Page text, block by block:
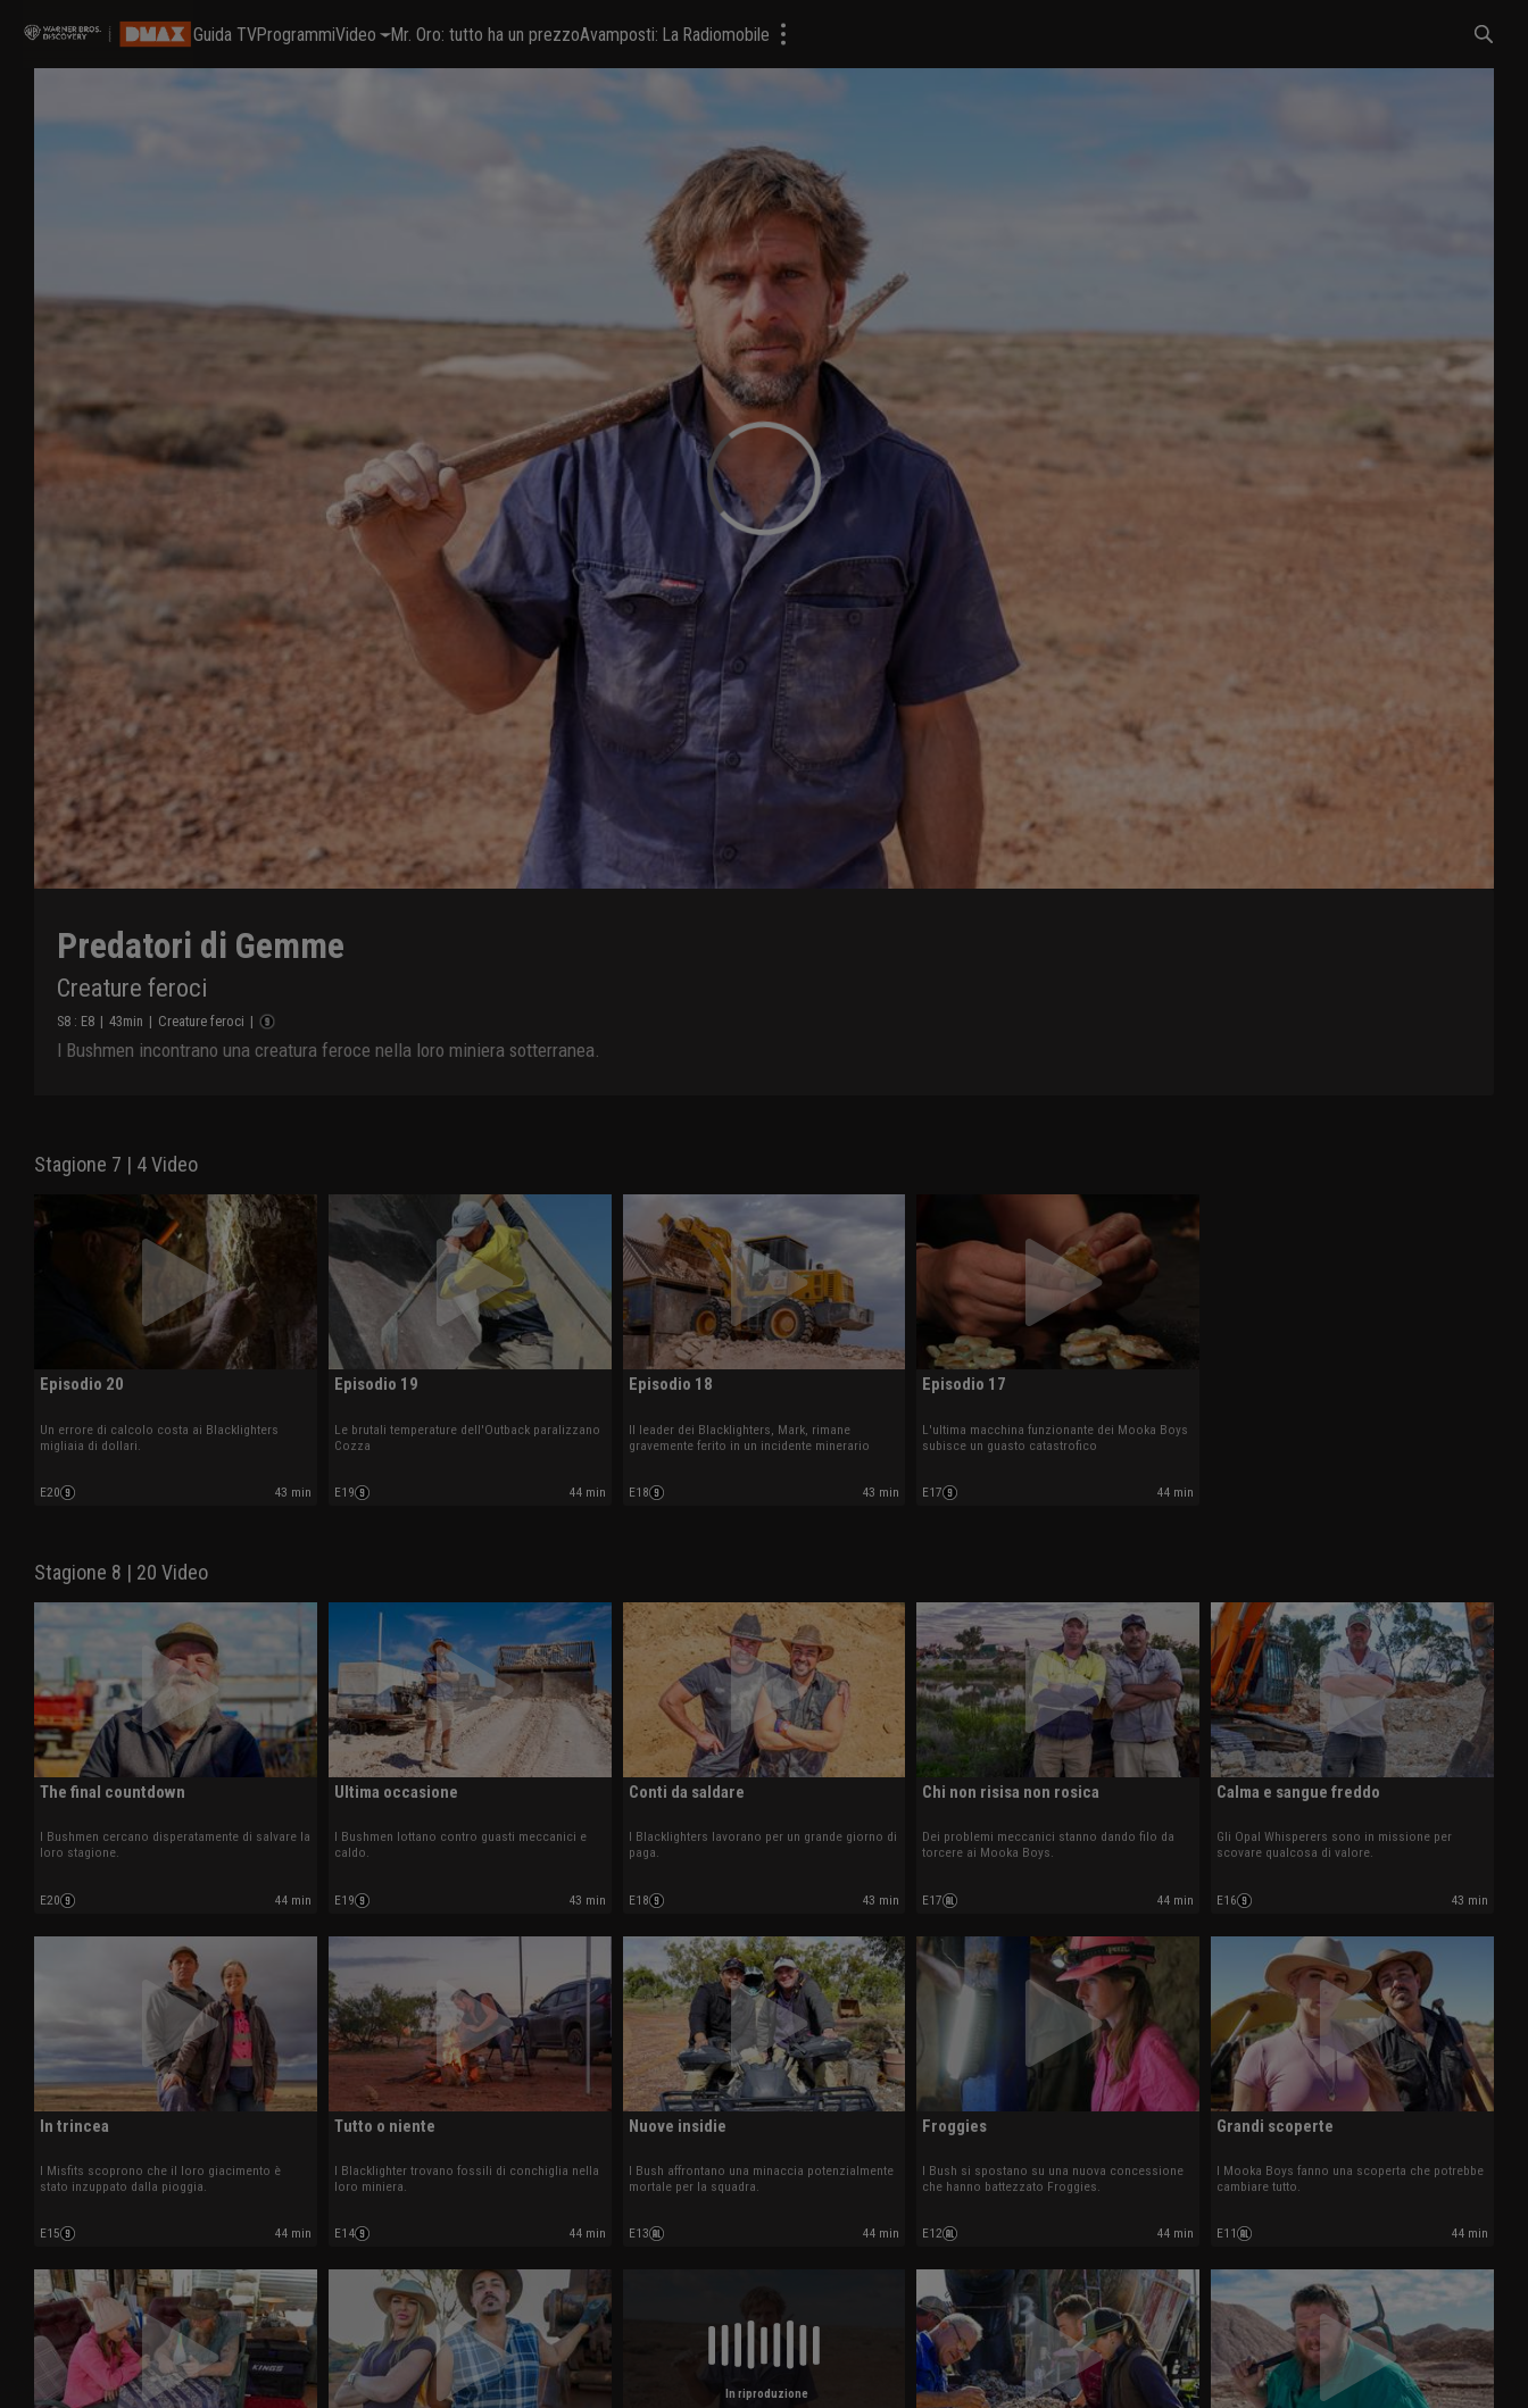
Guida TVProgrammiVideo Mr. Oro: tutto ha un prezzoAvamposti: La Radiomobile
Predatori di Gemme
Creature feroci
S8 : E8 | 43min | Creature feroci |
I Bushmen incontrano una creatura feroce nella loro miniera sotterranea.
Stagione 7 | 4 Video
Episodio 20
Un errore di calcolo costa ai Blacklighters
migliaia di dollari.
E20 43 min
Episodio 19
Le brutali temperature dell'Outback paralizzano
Cozza
E19 44 min
Episodio 18
Il leader dei Blacklighters, Mark, rimane
gravemente ferito in un incidente minerario
E18 43 min
Episodio 17
L'ultima macchina funzionante dei Mooka Boys
subisce un guasto catastrofico
E17 44 min
Stagione 8 | 20 Video
The final countdown
I Bushmen cercano disperatamente di salvare la
loro stagione.
E20 44 min
Ultima occasione
I Bushmen lottano contro guasti meccanici e
caldo.
E19 43 min
Conti da saldare
I Blacklighters lavorano per un grande giorno di
paga.
E18 43 min
Chi non risisa non rosica
Dei problemi meccanici stanno dando filo da
torcere ai Mooka Boys.
E17 44 min
Calma e sangue freddo
Gli Opal Whisperers sono in missione per
scovare qualcosa di valore.
E16 43 min
In trincea
I Misfits scoprono che il loro giacimento è
stato inzuppato dalla pioggia.
E15 44 min
Tutto o niente
I Blacklighter trovano fossili di conchiglia nella
loro miniera.
E14 44 min
Nuove insidie
I Bush affrontano una minaccia potenzialmente
mortale per la squadra.
E13 44 min
Froggies
I Bush si spostano su una nuova concessione
che hanno battezzato Froggies.
E12 44 min
Grandi scoperte
I Mooka Boys fanno una scoperta che potrebbe
cambiare tutto.
E11 44 min
In riproduzione